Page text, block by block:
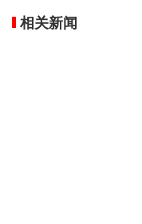
相关新闻